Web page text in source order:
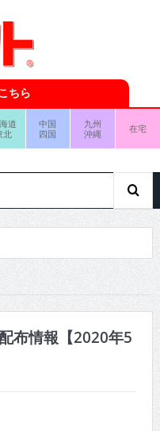
ちら
道
北
中国
四国
九州
沖縄
在宅
布情報【2020年5